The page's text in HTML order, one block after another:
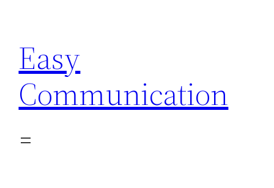
contenu
Easy
Communication